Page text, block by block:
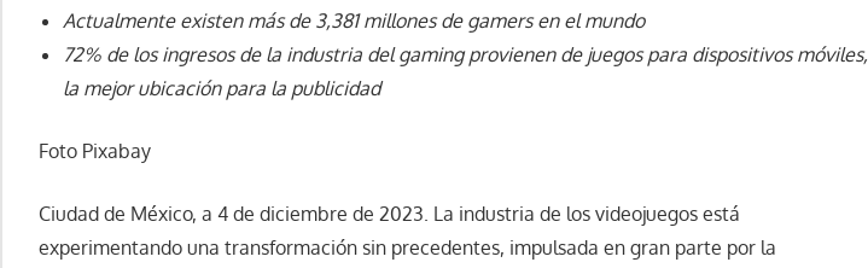
Actualmente existen más de 3,381 millones de gamers en el mundo
72% de los ingresos de la industria del gaming provienen de juegos para dispositivos móviles,
la mejor ubicación para la publicidad
Foto Pixabay
Ciudad de México, a 4 de diciembre de 2023. La industria de los videojuegos está
experimentando una transformación sin precedentes, impulsada en gran parte por la